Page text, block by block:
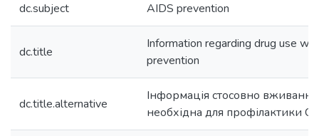
dc.subject AIDS prevention
dc.title
Information regarding drug use
prevention
dc.title.alternative
Інформація стосовно вживання
необхідна для профілактики